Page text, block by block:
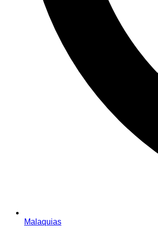
Malaquias